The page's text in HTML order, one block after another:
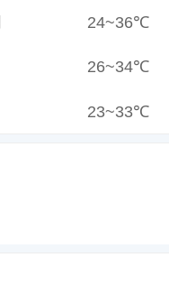
24~36℃
26~34℃
23~33℃